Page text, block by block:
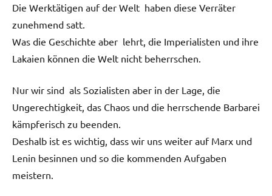
Die Werktätigen auf der Welt haben diese Verräter
zunehmend satt.
Was die Geschichte aber lehrt, die Imperialisten und ihre
Lakaien können die Welt nicht beherrschen.
Nur wir sind als Sozialisten aber in der Lage, die
Ungerechtigkeit, das Chaos und die herrschende Barbarei
kämpferisch zu beenden.
Deshalb ist es wichtig, dass wir uns weiter auf Marx und
Lenin besinnen und so die kommenden Aufgaben
meistern.